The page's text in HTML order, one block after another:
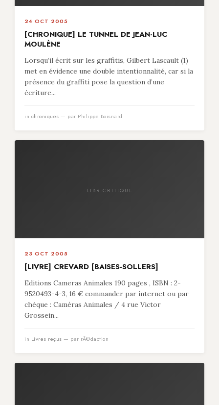
24 OCT 2005
[CHRONIQUE] LE TUNNEL DE JEAN-LUC
MOULÈNE
Lorsqu’il écrit sur les graffitis, Gilbert Lascault (1)
met en évidence une double intentionnalité, car si la
présence du graffiti pose la question d’une
écriture...
in chroniques — par Philippe Boisnard
LIBR-CRITIQUE
23 OCT 2005
[LIVRE] CREVARD [BAISES-SOLLERS]
Editions Cameras Animales 190 pages , ISBN : 2-
9520493-4-3, 16 € commander par internet ou par
chèque : Caméras Animales / 4 rue Victor
Grossein...
in Livres reçus — par rÃ©daction